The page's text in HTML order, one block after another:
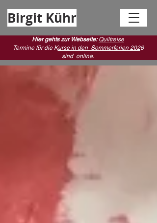
Birgit Kühr
Hier gehts zur Webseite:Quiltreise
Termine für die Kurse in den Sommerferien 2026
sind online.